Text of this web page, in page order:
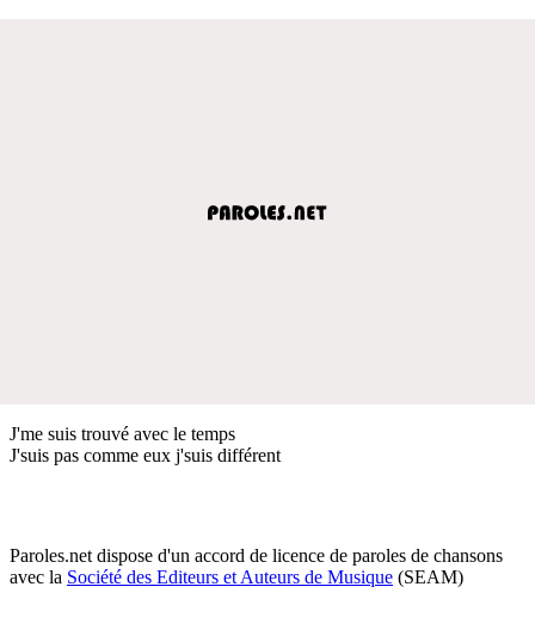
J'me suis trouvé avec le temps
J'suis pas comme eux j'suis différent
Paroles.net dispose d'un accord de licence de paroles de chansons
avec la Société des Editeurs et Auteurs de Musique (SEAM)